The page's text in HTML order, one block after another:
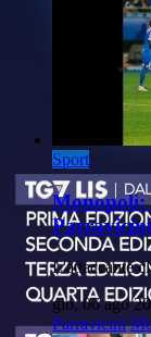
Sport
Monopoli:
Parravicini
L'attaccante
gio, 06 ago
Parravicini